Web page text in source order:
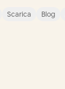
Scarica Blog